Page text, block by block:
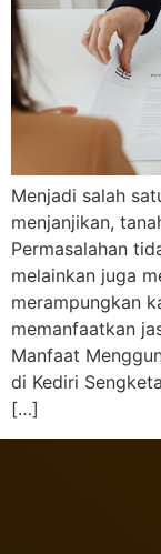
Menjadi salah
menjanjikan,
Permasalahan
melainkan juga
merampungkan
memanfaatkan
Manfaat
di Kediri
[…]